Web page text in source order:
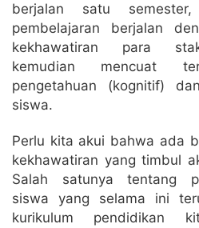
berjalan satu
pembelajaran berjalan
kekhawatiran para
kemudian mencuat
pengetahuan (kognitif)
siswa.
Perlu kita akui bahwa ada
kekhawatiran yang timbul
Salah satunya tentang
siswa yang selama ini
kurikulum pendidikan